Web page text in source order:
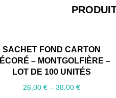
SACHET FOND CARTON
– MONTGOLFIÈRE –
LOT DE 100 UNITÉS
26,00€ –38,00€